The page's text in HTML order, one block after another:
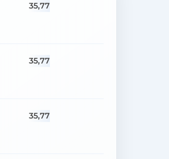
35,77
35,77
35,77